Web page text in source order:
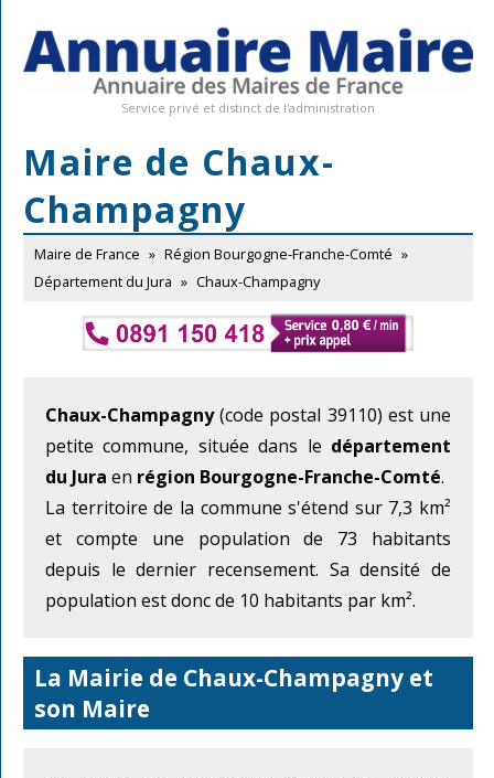
Service privé et distinct de l'administration
Maire de Chaux-
Champagny
Maire de France » Région Bourgogne-Franche-Comté »
Département du Jura » Chaux-Champagny
Chaux-Champagny(code postal 39110) est une
petite commune, située dans le département
du Jura en région Bourgogne-Franche-Comté.
La territoire de la commune s'étend sur 7,3 km²
et compte une population de 73 habitants
depuis le dernier recensement. Sa densité de
population est donc de 10 habitants par km².
La Mairie de Chaux-Champagny et
son Maire